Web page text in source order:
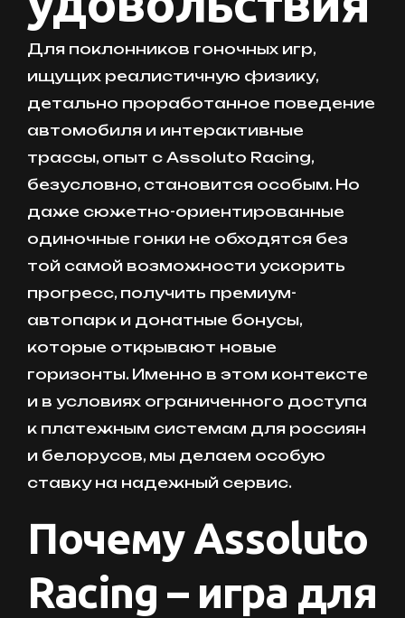
Для поклонников гоночных игр,
ищущих реалистичную физику,
детально проработанное поведение
автомобиля и интерактивные
трассы, опыт с Assoluto Racing,
безусловно, становится особым. Но
даже сюжетно-ориентированные
одиночные гонки не обходятся без
той самой возможности ускорить
прогресс, получить премиум-
автопарк и донатные бонусы,
которые открывают новые
горизонты. Именно в этом контексте
и в условиях ограниченного доступа
к платежным системам для россиян
и белорусов, мы делаем особую
ставку на надежный сервис.
Почему Assoluto
Racing – игра для